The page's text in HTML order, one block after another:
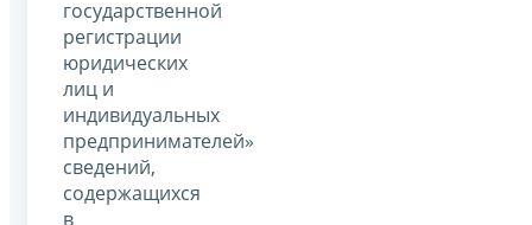
государственной
регистрации
юридических
лиц и
индивидуальных
предпринимателей»
сведений,
содержащихся
в